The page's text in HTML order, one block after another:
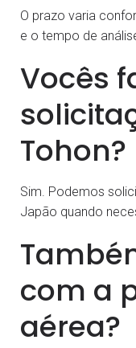
O prazo varia
e o tempo de
Vocês
Tohon?
Sim. Podemos
Japão quando
com a
aérea?